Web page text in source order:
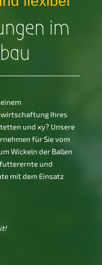
im
Ihres
und xy? Unsere
für Sie vom
Wickeln der Ballen
und
mit dem Einsatz